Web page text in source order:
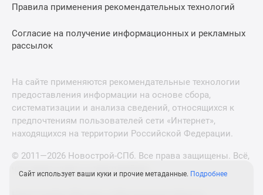
Правила применения рекомендательных технологий
Согласие на получение информационных и рекламных
рассылок
На сайте применяются рекомендательные технологии
предоставления информации на основе сбора,
систематизации и анализа сведений, относящихся к
предпочтениям пользователей сети «Интернет»,
находящихся на территории Российской Федерации.
© 2011—2026 Новострой-СПб. Все права защищены. Всё,
что нужно знать о новостройках
Сайт использует ваши куки и прочие метаданные. Подробнее